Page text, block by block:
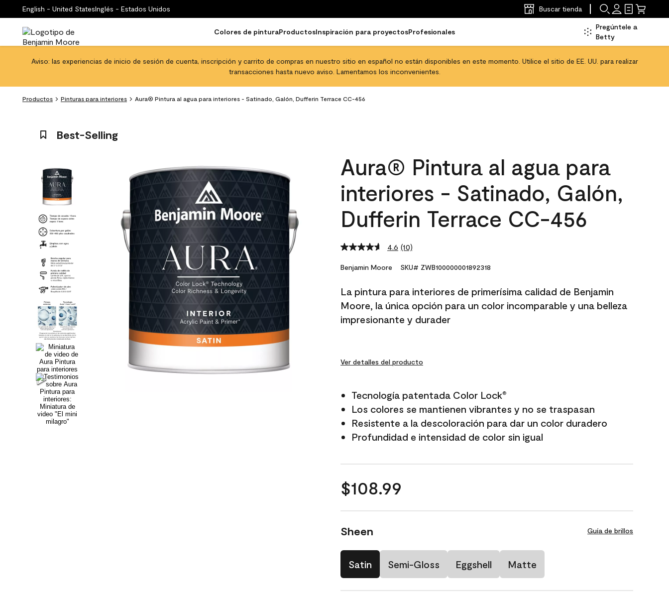
English - United StatesInglés - Estados Unidos Buscar tienda
Colores de pinturaProductosInspiración para proyectosProfesionales
Pregúntele a
Betty
Aviso: las experiencias de inicio de sesión de cuenta, inscripción y carrito de compras en nuestro sitio en español no están disponibles en este momento. Utilice el sitio de EE. UU. para realizar
transacciones hasta nuevo aviso. Lamentamos los inconvenientes.
Productos Pinturas para interiores Aura® Pintura al agua para interiores - Satinado, Galón, Dufferin Terrace CC-456
Best-Selling
Aura® Pintura al agua para
interiores - Satinado, Galón,
Dufferin Terrace CC-456
4.6 Read
Reviews.
link.
(10)
Benjamin Moore SKU# ZWB100000001892318
La pintura para interiores de primerísima calidad de Benjamin
Moore, la única opción para un color incomparable y una belleza
impresionante y durader
Ver detalles del producto
Tecnología patentada Color Lock®
Los colores se mantienen vibrantes y no se traspasan
Resistente a la descoloración para dar un color duradero
Profundidad e intensidad de color sin igual
$108.99
Sheen Guía de brillos
Satin Semi-Gloss Eggshell Matte